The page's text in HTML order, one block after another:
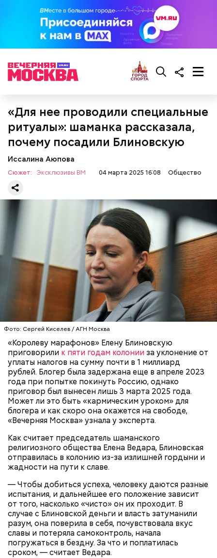
«Для нее проводили специальные
ритуалы»: шаманка рассказала,
почему посадили Блиновскую
Иссалина Аюпова
Сюжет: Эксклюзивы ВМ 04 марта 2025 16:08 Общество
Фото: Сергей Киселев / АГН Москва
«Королеву марафонов» Елену Блиновскую
приговорили к пяти годам колонииза уклонение от
уплаты налогов на сумму почти в 1 миллиард
рублей. Блогер была задержана еще в апреле 2023
года при попытке покинуть Россию, однако
приговор был вынесен лишь 3 марта 2025 года.
Может ли это быть «кармическим уроком» для
блогера и как скоро она окажется на свободе,
«Вечерняя Москва» узнала у эксперта.
Как считает председатель шаманского
религиозного общества Елена Ведара, Блиновская
отправилась в колонию из-за излишней гордыни и
жадности на пути к славе.
— Чтобы добиться успеха, человеку даются разные
испытания, и дальнейшее его положение зависит
от того, насколько «чисто» он их проходит. В
случае с Блиновской деньги и власть затуманили
разум, она поверила в себя, почувствовала вкус
славы и потеряла самоконтроль, начала
погружаться в бездну. За что и поплатилась
сроком, — считает Ведара.
— В дыне содержится много сахара, который
представлен фруктозой. С одной стороны — это
хорошо, потому что дает энергию. Но важно
помнить, что сладкими дынями не нужно сильно
увлекаться, так же как и арбузами, людям с
сахарным диабетом и лишним весом, —
подчеркнула доктор.
Терапевт Кондрахин назвал
продукты и напитки, которые
Ранние плоды, по словам врача, лучше не есть:
людям с ослабленной иммунной системой;
пожилым;
детям.
Чистит сосуды и защищает от
рака: чем полезен кресс-салат